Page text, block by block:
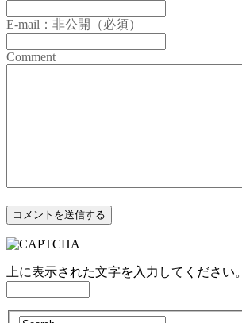
E-mail：非公開（必須）
Comment
上に表示された文字を入力してください。